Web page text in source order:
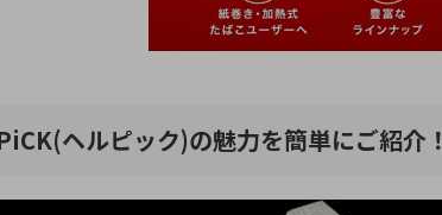
ヘルピック)の魅力を簡単にご紹介！